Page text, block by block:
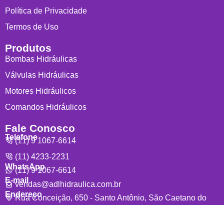
Política de Privacidade
Termos de Uso
Produtos
Bombas Hidráulicas
Válvulas Hidráulicas
Motores Hidráulicos
Comandos Hidráulicos
Fale Conosco
Telefone
(11) 9 1067-6614
(11) 4233-2231
WhatsApp
(11) 9 1067-6614
E-mail
vendas@adlhidraulica.com.br
Endereço
Rua Conceição, 650 - Santo Antônio, São Caetano do